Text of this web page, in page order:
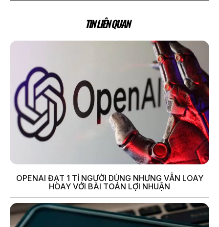
TIN LIÊN QUAN
OPENAI ĐẠT 1 TỈ NGƯỜI DÙNG NHƯNG VẪN LOAY
HOAY VỚI BÀI TOÁN LỢI NHUẬN